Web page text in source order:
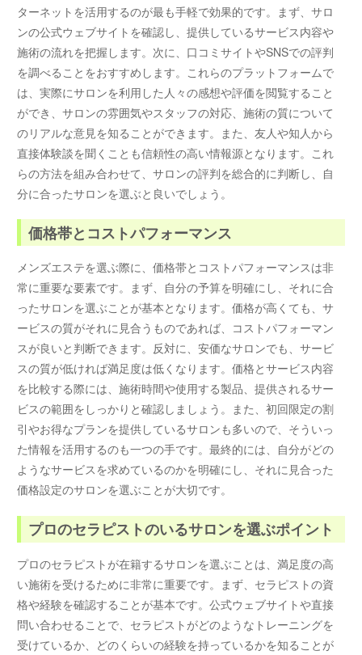
ターネットを活用するのが最も手軽で効果的です。まず、サロ
ンの公式ウェブサイトを確認し、提供しているサービス内容や
施術の流れを把握します。次に、口コミサイトやSNSでの評判
を調べることをおすすめします。これらのプラットフォームで
は、実際にサロンを利用した人々の感想や評価を閲覧すること
ができ、サロンの雰囲気やスタッフの対応、施術の質について
のリアルな意見を知ることができます。また、友人や知人から
直接体験談を聞くことも信頼性の高い情報源となります。これ
らの方法を組み合わせて、サロンの評判を総合的に判断し、自
分に合ったサロンを選ぶと良いでしょう。
価格帯とコストパフォーマンス
メンズエステを選ぶ際に、価格帯とコストパフォーマンスは非
常に重要な要素です。まず、自分の予算を明確にし、それに合
ったサロンを選ぶことが基本となります。価格が高くても、サ
ービスの質がそれに見合うものであれば、コストパフォーマン
スが良いと判断できます。反対に、安価なサロンでも、サービ
スの質が低ければ満足度は低くなります。価格とサービス内容
を比較する際には、施術時間や使用する製品、提供されるサー
ビスの範囲をしっかりと確認しましょう。また、初回限定の割
引やお得なプランを提供しているサロンも多いので、そういっ
た情報を活用するのも一つの手です。最終的には、自分がどの
ようなサービスを求めているのかを明確にし、それに見合った
価格設定のサロンを選ぶことが大切です。
プロのセラピストのいるサロンを選ぶポイント
プロのセラピストが在籍するサロンを選ぶことは、満足度の高
い施術を受けるために非常に重要です。まず、セラピストの資
格や経験を確認することが基本です。公式ウェブサイトや直接
問い合わせることで、セラピストがどのようなトレーニングを
受けているか、どのくらいの経験を持っているかを知ることが